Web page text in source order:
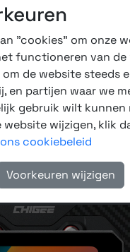
Max
"cookies" om onze
functioneren van
de website steeds
en partijen waar we
gebruik wilt
wijzigen, klik
cookiebeleid
Voorkeuren wijzigen